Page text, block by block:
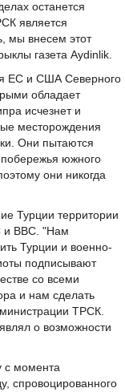
останется
является
мы внесем этот
газета Aydinlik.
ЕС и США Северного
обладает
исчезнет и
месторождения
Они пытаются
побережья южного
они никогда
Турции территории
и ВВС. "Нам
Турции и военно-
подписывают
со всеми
и нам сделать
ТРСК.
о возможности
с момента
спровоцированного